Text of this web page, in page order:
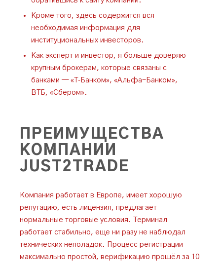
Кроме того, здесь содержится вся
необходимая информация для
институциональных инвесторов.
Как эксперт и инвестор, я больше доверяю
крупным брокерам, которые связаны с
банками — «Т‑Банком», «Альфа-Банком»,
ВТБ, «Сбером».
ПРЕИМУЩЕСТВА
КОМПАНИИ
JUST2TRADE
Компания работает в Европе, имеет хорошую
репутацию, есть лицензия, предлагает
нормальные торговые условия. Терминал
работает стабильно, еще ни разу не наблюдал
технических неполадок. Процесс регистрации
максимально простой, верификацию прошёл за 10